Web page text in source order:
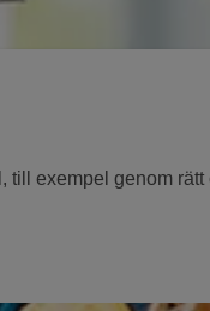
till exempel genom rätt